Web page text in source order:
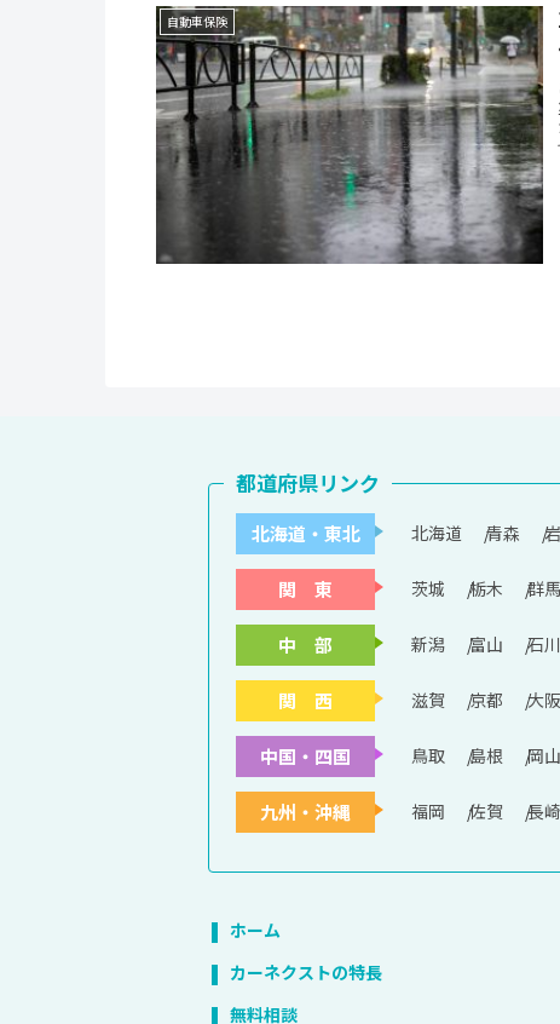
自動車保険
北海道・東北 北海道 青森
関 東 茨城 栃木 群馬
中 部 新潟 富山 石川
関 西 滋賀 京都 大阪
中国・四国 鳥取 島根 岡山
九州・沖縄 福岡 佐賀 長崎
都道府県リンク
ホーム
カーネクストの特長
無料相談